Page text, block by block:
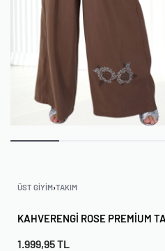
ÜST GIYIM›TAKIM
KAHVERENGI ROSE PREMIUM
1.999,95TL